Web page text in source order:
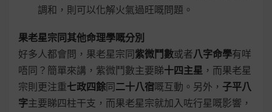
調和，則可以化解火氣過旺嘅問題。
果老星宗同其他命理學嘅分別
好多人都會問，果老星宗同紫微鬥數或者八字命學有咩
唔同？簡單來講，紫微鬥數主要睇十四主星 ，而果老星
宗則更注重七政四餘同二十八宿嘅互動。另外， 子平八
字主要睇四柱干支，而果老星宗就加入咗行星嘅影響，